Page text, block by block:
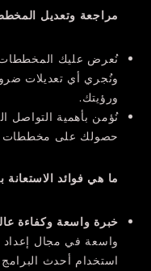
مراجعة وتعديل
نُعرض عليك المخططات
ونُجري أي تعديلات
ورؤيتك.
نُؤمن بأهمية التواصل
حصولك على مخططات
ما هي فوائد
خبرة واسعة وكفاءة
واسعة في مجال إعداد
استخدام أحدث